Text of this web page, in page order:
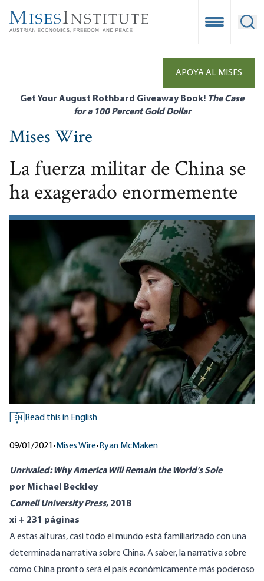
main
Open
APOYA AL MISES
Get Your August Rothbard Giveaway Book! The Case
for a 100 Percent Gold Dollar
Mises Wire
La fuerza militar de China se
ha exagerado enormemente
EN Read this in English
09/01/2021 • Mises Wire• Ryan McMaken
Unrivaled: Why America Will Remain the World’s Sole
por Michael Beckley
Cornell University Press, 2018
xi + 231 páginas
A estas alturas, casi todo el mundo está familiarizado con una
determinada narrativa sobre China. A saber, la narrativa sobre
cómo China pronto será el país económicamente más poderoso